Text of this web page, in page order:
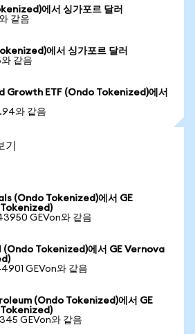
에서 싱가포르 달러
같음
에서 싱가포르 달러
같음
Growth ETF (Ondo Tokenized)에서
와 같음
기
(Ondo Tokenized)에서 GE
GEVon와 같음
Tokenized)에서 GE Vernova
GEVon와 같음
(Ondo Tokenized)에서 GE
GEVon와 같음